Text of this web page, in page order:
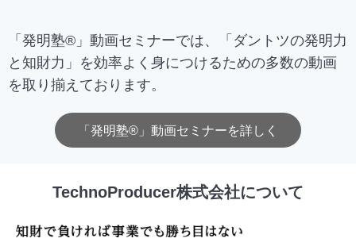
「発明塾®」動画セミナーでは、「ダントツの発明力
と知財力」を効率よく身につけるための多数の動画
を取り揃えております。
「発明塾®」動画セミナーを詳しく
TechnoProducer株式会社について